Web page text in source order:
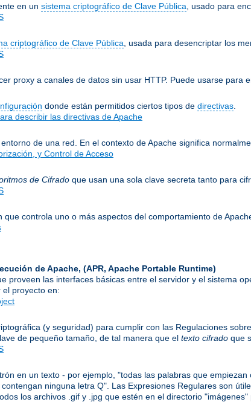
en un sistema criptográfico de Clave Pública , usado para
criptográfico de Clave Pública , usada para desencriptar los
proxy a canales de datos sin usar HTTP. Puede usarse para
donde están permitidos ciertos tipos de directivas
describir las directivas de Apache
de una red. En el contexto de Apache significa
y Control de Acceso
de Cifrado que usan una sola clave secreta tanto para
que controla uno o más aspectos del comportamiento de
de Apache, (APR, Apache Portable Runtime)
proveen las interfaces básicas entre el servidor y el sistema
el proyecto en:
(y seguridad) para cumplir con las Regulaciones
de pequeño tamaño, de tal manera que el texto cifrado que
en un texto - por ejemplo, "todas las palabras que
ninguna letra Q". Las Expresiones Regulares son
los archivos .gif y .jpg que estén en el directorio